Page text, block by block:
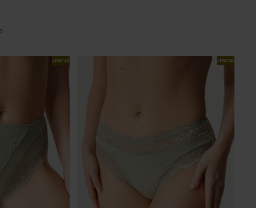
LIMITED LIMITED